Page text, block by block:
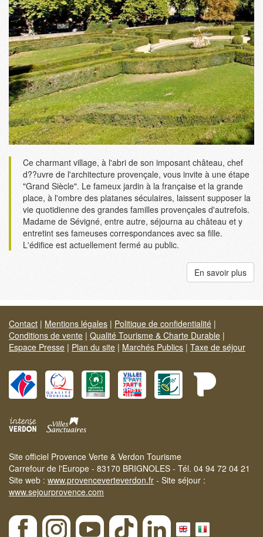
Ce charmant village, à l'abri de son imposant château, chef
d??uvre de l'architecture provençale, vous invite à une étape
"Grand Siècle". Le fameux jardin à la française et la grande
place, à l'ombre des platanes séculaires, laissent supposer la
vie quotidienne des grandes familles provençales d'autrefois.
Madame de Sévigné, entre autre, séjourna au château et y
entretint ses fameuses correspondances avec sa fille.
L'édifice est actuellement fermé au public.
En savoir plus
Contact | Mentions légales | Politique de confidentialité |
Conditions de vente | Qualité Tourisme & Charte Durable |
Espace Presse | Plan du site | Marchés Publics | Taxe de séjour
Site officiel Provence Verte & Verdon Tourisme
Carrefour de l'Europe - 83170 BRIGNOLES - Tél. 04 94 72 04 21
Site web : www.provenceverteverdon.fr - Site séjour :
www.sejourprovence.com